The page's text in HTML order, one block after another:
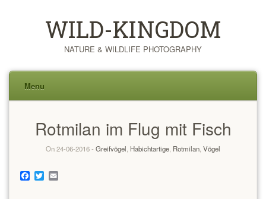
WILD-KINGDOM
NATURE & WILDLIFE PHOTOGRAPHY
Menu
contentRotmilan im Flug mit Fisch
On 24-06-2016 - Greifvögel Habichtartige Rotmilan Vögel
Facebook
TwitterEmail